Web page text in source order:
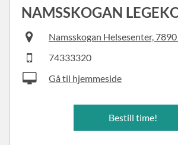
NAMSSKOGAN
Namsskogan Helsesenter,
74333320
Gå til hjemmeside
Bestill time!